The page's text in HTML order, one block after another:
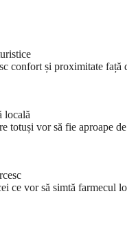
confort și proximitate față
locală
totuși vor să fie aproape
ce vor să simtă farmecul